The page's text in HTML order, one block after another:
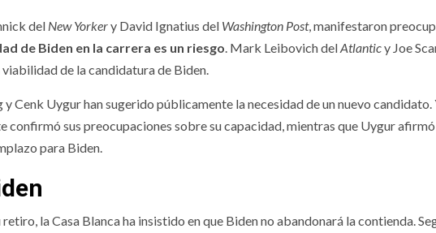
del New Yorkery David Ignatius del Washington Post, manifestaron
de Biden en la carrera es un riesgo . Mark Leibovich delAtlanticy Joe
de la candidatura de Biden.
Cenk Uygur han sugerido públicamente la necesidad de un nuevo candidato.
confirmó sus preocupaciones sobre su capacidad, mientras que Uygur afirmó
para Biden.
la Casa Blanca ha insistido en que Biden no abandonará la contienda.